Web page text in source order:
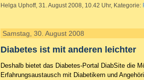
Helga Uphoff, 31. August 2008, 10.42 Uhr, Kategorie:
Samstag, 30. August 2008
Diabetes ist mit anderen leichter
Deshalb bietet das Diabetes-Portal DiabSite die
Erfahrungsaustausch mit Diabetikern und